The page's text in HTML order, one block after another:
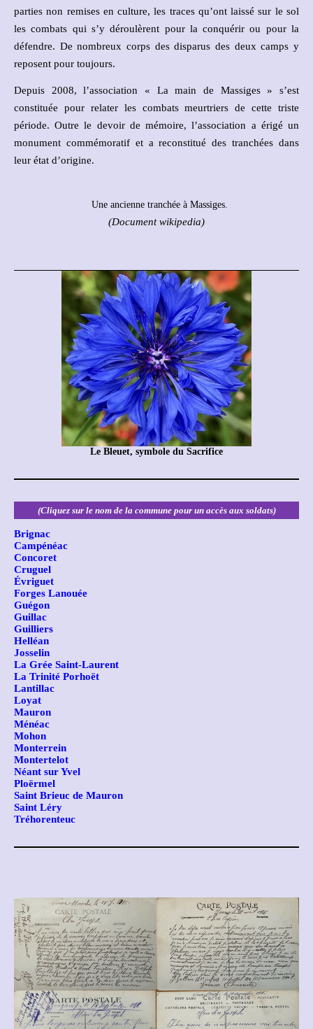
parties non remises en culture, les traces qu’ont laissé sur le sol
les combats qui s’y déroulèrent pour la conquérir ou pour la
défendre. De nombreux corps des disparus des deux camps y
reposent pour toujours.
Depuis 2008, l’association « La main de Massiges » s’est
constituée pour relater les combats meurtriers de cette triste
période. Outre le devoir de mémoire, l’association a érigé un
monument commémoratif et a reconstitué des tranchées dans
leur état d’origine.
Une ancienne tranchée à Massiges.
(Document wikipedia)
Le Bleuet, symbole du Sacrifice
(Cliquez sur le nom de la commune pour un accès aux soldats)
Brignac
Campénéac
Concoret
Cruguel
Évriguet
Forges Lanouée
Guégon
Guillac
Guilliers
Helléan
Josselin
La Grée Saint-Laurent
La Trinité Porhoët
Lantillac
Loyat
Mauron
Ménéac
Mohon
Monterrein
Montertelot
Néant sur Yvel
Ploërmel
Saint Brieuc de Mauron
Saint Léry
Tréhorenteuc